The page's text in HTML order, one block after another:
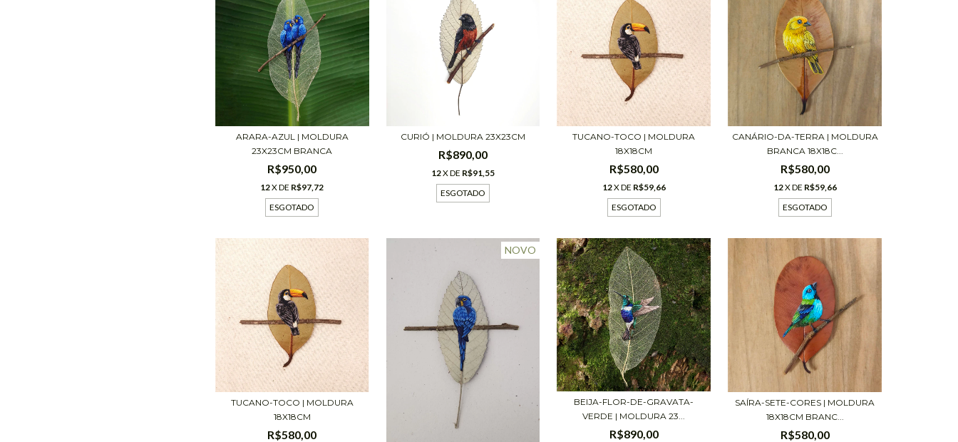
ARARA-AZUL | MOLDURA
23X23CM BRANCA
R$950,00
12X DE R$97,72
ESGOTADO
CURIÓ | MOLDURA 23X23CM
R$890,00
12X DE R$91,55
ESGOTADO
TUCANO-TOCO | MOLDURA
18X18CM
R$580,00
12X DE R$59,66
ESGOTADO
CANÁRIO-DA-TERRA | MOLDURA
BRANCA 18X18C...
R$580,00
12X DE R$59,66
ESGOTADO
TUCANO-TOCO | MOLDURA
18X18CM
R$580,00
NOVO
BEIJA-FLOR-DE-GRAVATA-
VERDE | MOLDURA 23...
R$890,00
SAÍRA-SETE-CORES | MOLDURA
18X18CM BRANC...
R$580,00